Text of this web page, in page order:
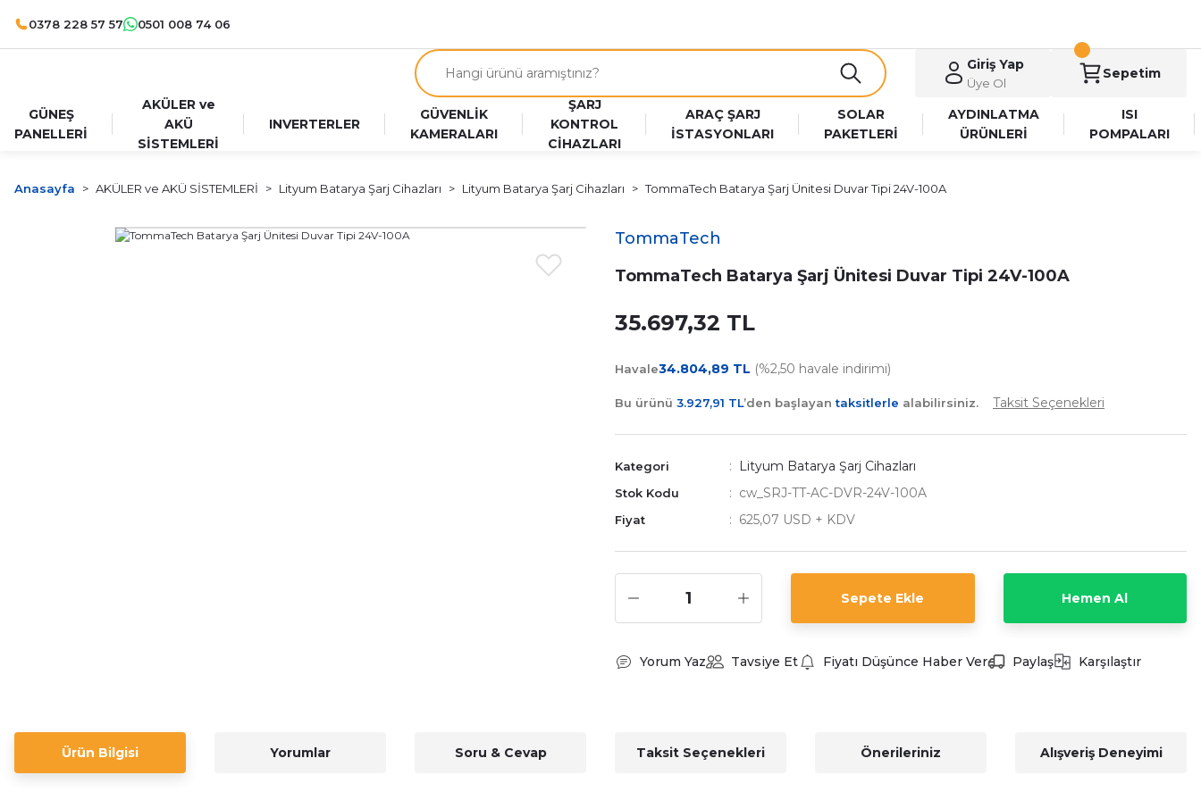
0378 228 57 57 0501 008 74 06
Giriş Yap
Üye Ol
Sepetim
GÜNEŞ
PANELLERİ
AKÜLER ve
AKÜ
SİSTEMLERİ
INVERTERLER
GÜVENLİK
KAMERALARI
ŞARJ
KONTROL
CİHAZLARI
ARAÇ ŞARJ
İSTASYONLARI
SOLAR
PAKETLERİ
AYDINLATMA
ÜRÜNLERİ
ISI
POMPALARI
Anasayfa AKÜLER ve AKÜ SİSTEMLERİ Lityum Batarya Şarj Cihazları Lityum Batarya Şarj Cihazları TommaTech Batarya Şarj Ünitesi Duvar Tipi 24V-100A
TommaTech
TommaTech Batarya Şarj Ünitesi Duvar Tipi 24V-100A
35.697,32 TL
Havale34.804,89 TL (%2,50 havale indirimi)
Bu ürünü 3.927,91 TL’den başlayantaksitlerle alabilirsiniz. Taksit Seçenekleri
Kategori Lityum Batarya Şarj Cihazları
Stok Kodu cw_SRJ-TT-AC-DVR-24V-100A
Fiyat 625,07 USD + KDV
Sepete Ekle Hemen Al
Yorum Yaz Tavsiye Et Fiyatı Düşünce Haber Ver Paylaş Karşılaştır
Ürün Bilgisi Yorumlar Soru & Cevap Taksit Seçenekleri Önerileriniz Alışveriş Deneyimi